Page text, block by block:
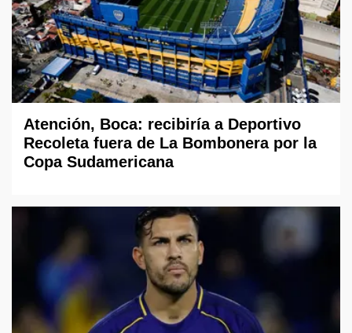
Atención, Boca: recibiría a Deportivo
Recoleta fuera de La Bombonera por la
Copa Sudamericana